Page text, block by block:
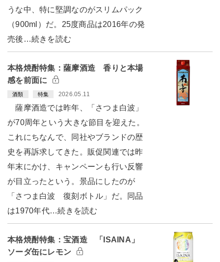
うな中、特に堅調なのがスリムパック
（900ml）だ。25度商品は2016年の発
売後…続きを読む
本格焼酎特集：薩摩酒造 香りと本場
感を前面に
酒類 特集 2026.05.11
薩摩酒造では昨年、「さつま白波」
が70周年という大きな節目を迎えた。
これにちなんで、同社やブランドの歴
史を再訴求してきた。販促関連では昨
年末にかけ、キャンペーンも行い反響
が目立ったという。景品にしたのが
「さつま白波 復刻ボトル」だ。同品
は1970年代…続きを読む
本格焼酎特集：宝酒造 「ISAINA」
ソーダ缶にレモン